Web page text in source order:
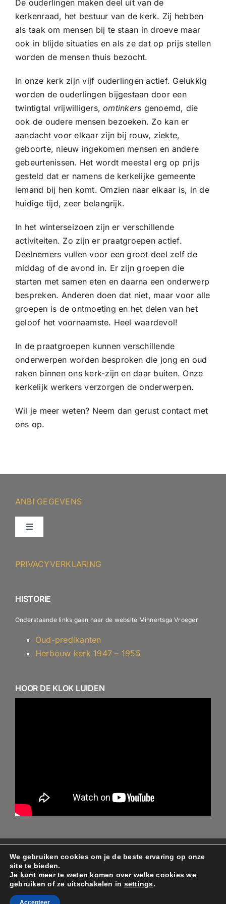
Zoeken
naar:
De ouderlingen maken deel uit van de
kerkenraad, het bestuur van de kerk. Zij hebben
als taak om mensen bij te staan in droeve maar
ook in blijde situaties en als ze dat op prijs stellen
worden de mensen thuis bezocht.
In onze kerk zijn vijf ouderlingen actief. Gelukkig
worden de ouderlingen bijgestaan door een
twintigtal vrijwilligers,omtinkers genoemd, die
ook de oudere mensen bezoeken. Zo kan er
aandacht voor elkaar zijn bij rouw, ziekte,
geboorte, nieuw ingekomen mensen en andere
gebeurtenissen. Het wordt meestal erg op prijs
gesteld dat er namens de kerkelijke gemeente
iemand bij hen komt. Omzien naar elkaar is, in de
huidige tijd, zeer belangrijk.
In het winterseizoen zijn er verschillende
activiteiten. Zo zijn er praatgroepen actief.
Deelnemers vullen voor een groot deel zelf de
middag of de avond in. Er zijn groepen die
starten met samen eten en daarna een onderwerp
bespreken. Anderen doen dat niet, maar voor alle
groepen is de ontmoeting en het delen van het
geloof het voornaamste. Heel waardevol!
In de praatgroepen kunnen verschillende
onderwerpen worden besproken die jong en oud
raken binnen ons kerk-zijn en daar buiten. Onze
kerkelijk werkers verzorgen de onderwerpen.
Wil je meer weten? Neem dan gerust contact met
ons op.
ANBI GEGEVENS
Toggle
PRIVACYVERKLARING
HISTORIE
Onderstaande links gaan naar de website Minnertsga Vroeger
Oud-predikanten
Herbouw kerk 1947 – 1955
HOOR DE KLOK LUIDEN
© Copyright 2024 - 2026 - Alle rechten behouden aan
de ontwerper/beheerder Protestantse gemeente
Minnertsga
We gebruiken cookies om je de beste ervaring op onze
site te bieden.
Je kunt meer te weten komen over welke cookies we
gebruiken of ze uitschakelen in settings.
Accepteer